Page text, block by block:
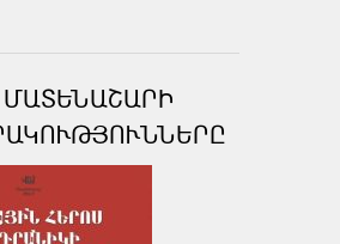
ՄԱՏԵՆԱՇԱՐԻ